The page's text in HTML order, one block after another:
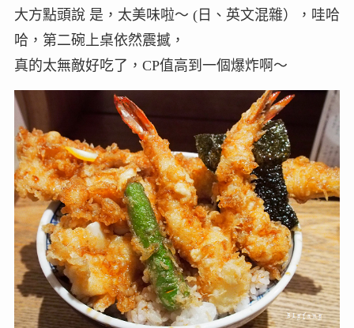
大方點頭說 是，太美味啦～ (日、英文混雜），哇哈
哈，第二碗上桌依然震撼，
真的太無敵好吃了，CP值高到一個爆炸啊～